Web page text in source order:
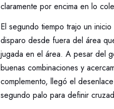
claramente por encima en lo
El segundo tiempo trajo un
disparo desde fuera del área
jugada en el área. A pesar del
buenas combinaciones y
complemento, llegó el
segundo palo para definir